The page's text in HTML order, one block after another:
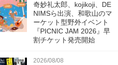
奇妙礼太郎、kojikoji、DE
NIMSら出演、和歌山のマ
ーケット型野外イベント
『PICNIC JAM 2026』早
割チケット発売開始
2026/08/08